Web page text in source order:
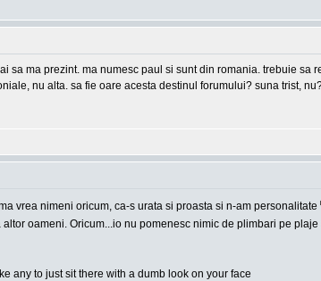
sa ma prezint. ma numesc paul si sunt din romania. trebuie
nu alta. sa fie oare acesta destinul forumului? suna trist,
vrea nimeni oricum, ca-s urata si proasta si n-am personalitate
oameni. Oricum...io nu pomenesc nimic de plimbari pe
any to just sit there with a dumb look on your face